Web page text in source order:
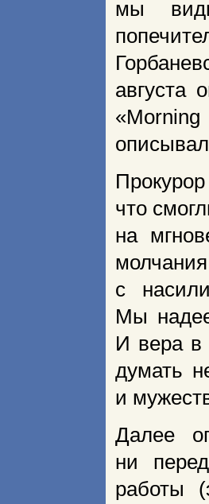
мы
августа
что
на
с
Мы
И вера в
думать
и
Далее
ни
работы